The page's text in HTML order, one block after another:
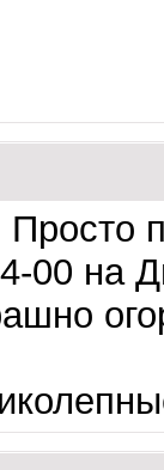
00 на